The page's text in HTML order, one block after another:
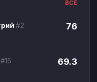
ВСЕ
#2
76
#15
69.3